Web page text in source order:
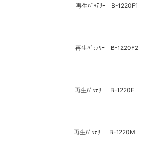
再生ﾊﾞｯﾃﾘｰ B-1220F1
再生ﾊﾞｯﾃﾘｰ B-1220F2
再生ﾊﾞｯﾃﾘｰ B-1220F
再生ﾊﾞｯﾃﾘｰ B-1220M